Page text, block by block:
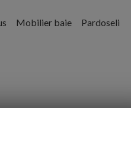
Mobilier baie Pardoseli